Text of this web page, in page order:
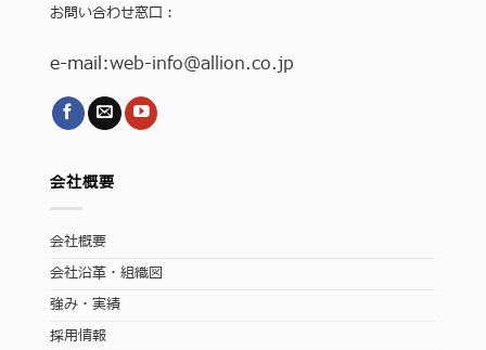
お問い合わせ窓口：
e-mail:web-info@allion.co.jp
会社概要
会社概要
会社沿革・組織図
強み・実績
採用情報